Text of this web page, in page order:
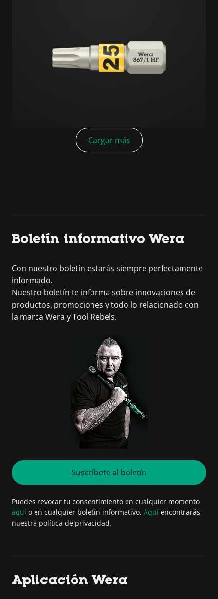
Cargar más
Boletín informativo Wera
Con nuestro boletín estarás siempre perfectamente
informado.
Nuestro boletín te informa sobre innovaciones de
productos, promociones y todo lo relacionado con
la marca Wera y Tool Rebels.
Suscríbete al boletín
Puedes revocar tu consentimiento en cualquier momento
aquí o en cualquier boletín informativo. Aquí encontrarás
nuestra política de privacidad.
Aplicación Wera